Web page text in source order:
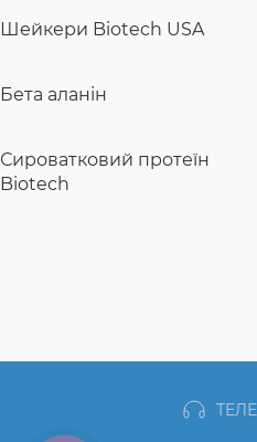
Шейкери Biotech USA
Бета аланін
Сироватковий протеїн
Biotech